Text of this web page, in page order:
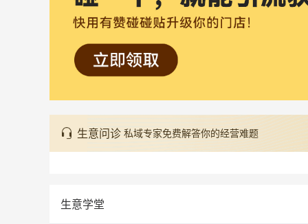
生意问诊 私域专家免费解答你的经营难题
生意学堂